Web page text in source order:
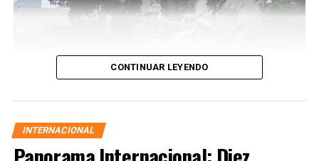
CONTINUAR LEYENDO
INTERNACIONAL